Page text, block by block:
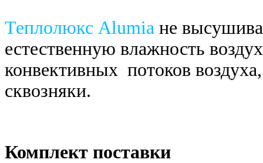
Теплолюкс Alumia не
естественную влажность
конвективных потоков
сквозняки.
Комплект поставки